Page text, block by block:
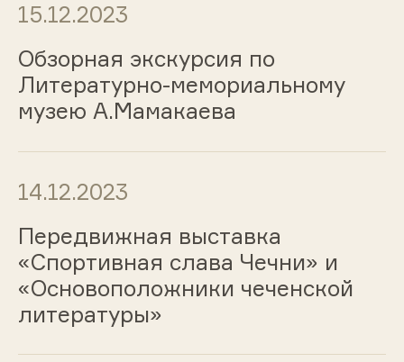
15.12.2023
Обзорная экскурсия по
Литературно-мемориальному
музею А.Мамакаева
14.12.2023
Передвижная выставка
«Спортивная слава Чечни» и
«Основоположники чеченской
литературы»